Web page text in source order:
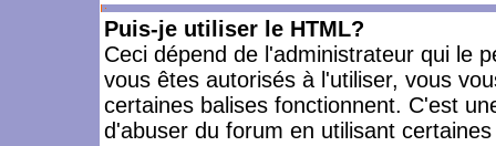
Puis-je utiliser le HTML?
Ceci dépend de l'administrateur qui le
vous êtes autorisés à l'utiliser, vous
certaines balises fonctionnent. C'est
d'abuser du forum en utilisant